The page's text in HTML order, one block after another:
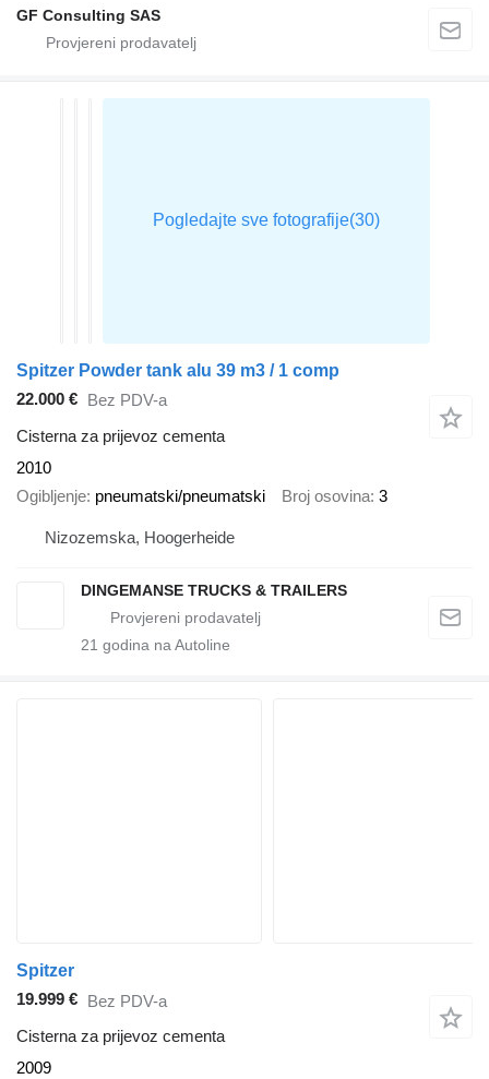
GF Consulting SAS
Spitzer Powder tank alu 39 m3 / 1 comp
22.000 € Bez PDV-a
Cisterna za prijevoz cementa
2010
Ogibljenje pneumatski/pneumatski Broj osovina 3
Nizozemska, Hoogerheide
DINGEMANSE TRUCKS & TRAILERS
21 godina na Autoline
Spitzer
19.999 € Bez PDV-a
Cisterna za prijevoz cementa
2009